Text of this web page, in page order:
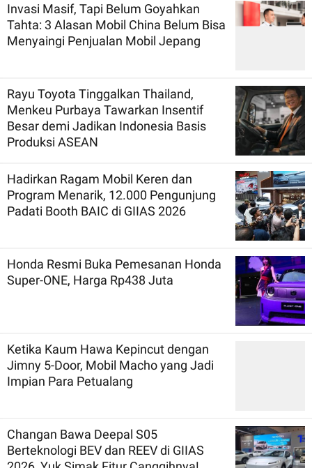
Invasi Masif, Tapi Belum Goyahkan
Tahta: 3 Alasan Mobil China Belum Bisa
Menyaingi Penjualan Mobil Jepang
Rayu Toyota Tinggalkan Thailand,
Menkeu Purbaya Tawarkan Insentif
Besar demi Jadikan Indonesia Basis
Produksi ASEAN
Hadirkan Ragam Mobil Keren dan
Program Menarik, 12.000 Pengunjung
Padati Booth BAIC di GIIAS 2026
Honda Resmi Buka Pemesanan Honda
Super-ONE, Harga Rp438 Juta
Ketika Kaum Hawa Kepincut dengan
Jimny 5-Door, Mobil Macho yang Jadi
Impian Para Petualang
Changan Bawa Deepal S05
Berteknologi BEV dan REEV di GIIAS